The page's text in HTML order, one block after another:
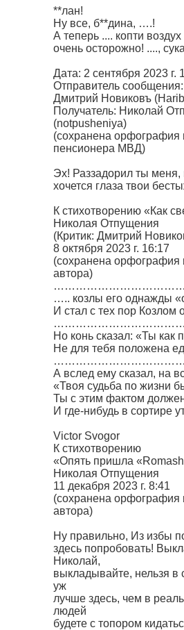
**лан!
Ну все, б**дина, ….!
А теперь .... копти воздух
очень осторожно! ....,
Дата: 2 сентября 2023 г.
Отправитель сообщения:
Дмитрий Новиковъ
Получатель: Николай
(notpusheniya)
(сохранена орфография
пенсионера МВД)
Эх! Раззадорил ты меня,
хочется глаза твои
К стихотворению «Как
Николая Отпущения
(Критик: Дмитрий
8 октября 2023 г. 16:17
(сохранена орфография
автора)
….. козлы его однажды
И стал с тех пор Козлом
Но конь сказал: «Ты как
Не для тебя положена
А вслед ему сказал, на
«Твоя судьба по жизни
Ты с этим фактом
И где-нибудь в сортире
Victor Svogor
К стихотворению
«Опять пришла
Николая Отпущения
11 декабря 2023 г. 8:41
(сохранена орфография
автора)
Ну правильно, Из избы
здесь попробовать!
Николай,
выкладывайте, нельзя в
уж
лучше здесь, чем в
людей
будете с топором